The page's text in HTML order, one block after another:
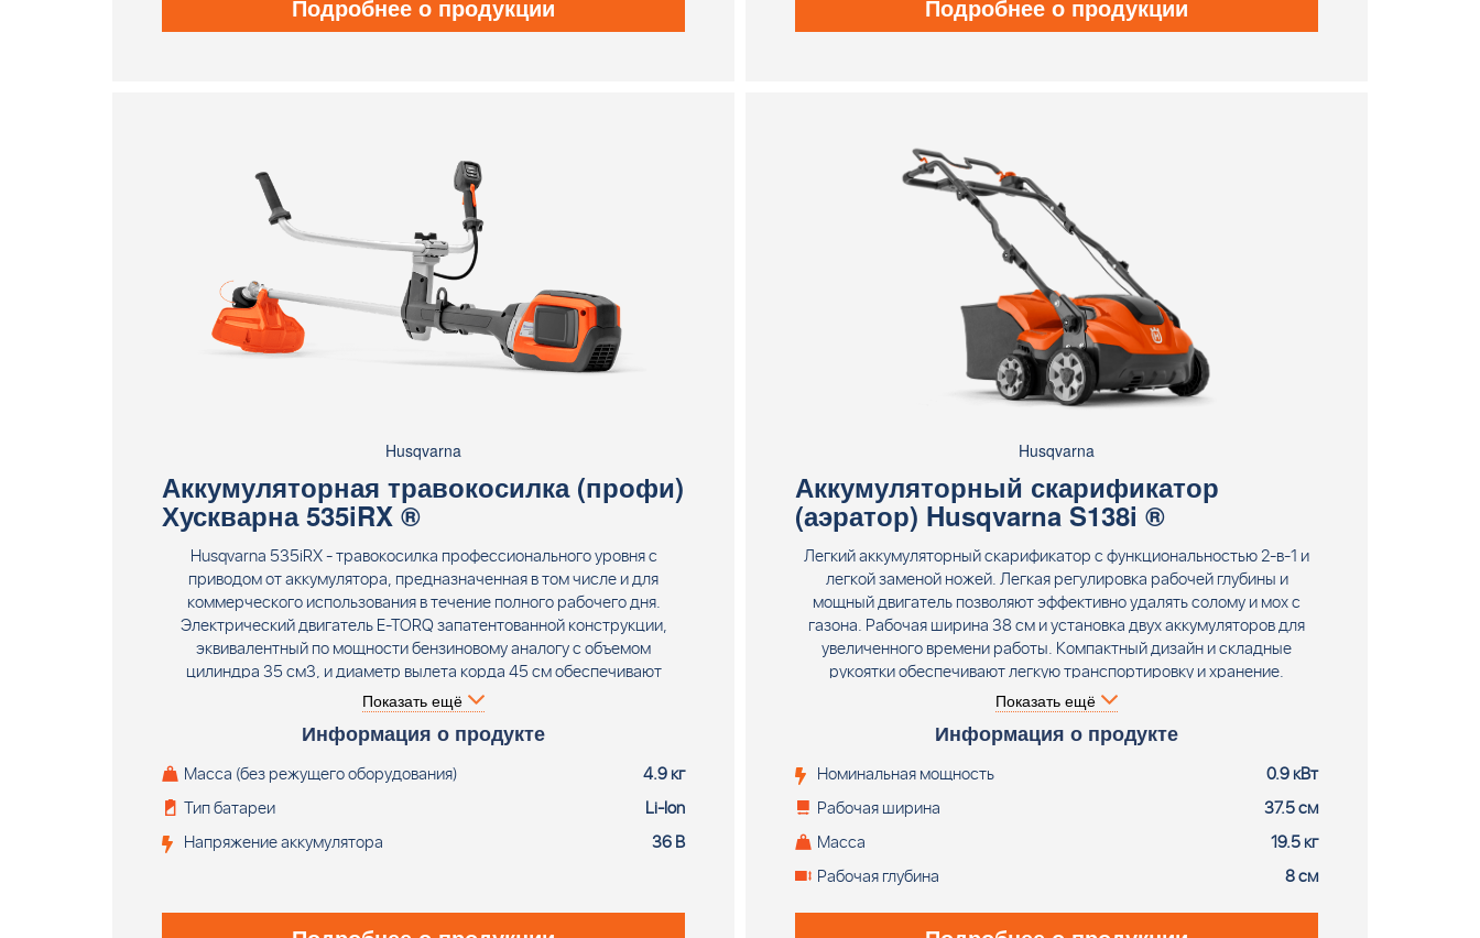
Подробнее о продукции Подробнее о продукции
Husqvarna
Аккумуляторная травокосилка (профи)
Хускварна 535iRX ®
Husqvarna 535iRX - травокосилка профессионального уровня с
приводом от аккумулятора, предназначенная в том числе и для
коммерческого использования в течение полного рабочего дня.
Электрический двигатель E-TORQ запатентованной конструкции,
эквивалентный по мощности бензиновому аналогу с объемом
цилиндра 35 см3, и диаметр вылета корда 45 см обеспечивают
высокий уровень производительности. Особенностью конструкции
является установка двигателя, где у бензиновой версии расположено
сцепление, что унифицирует конструкцию приводного вала и
редуктора травокосилки с бензомоторными моделями. Нижняя часть
корпуса и стойка рукояток изготовлена из «магнезиума», сплава
магния и алюминия, что делает конструкцию лёгкой, прочной и
долговечной. В комплект поставки входит нож для травы, триммерная
головка и эргономичная ременная оснастка «Баланс 55».
Показать ещё
Информация о продукте
Масса (без режущего оборудования)
4.9 кг
Тип батареи
Li-Ion
Напряжение аккумулятора
36 В
Husqvarna
Аккумуляторный скарификатор
(аэратор) Husqvarna S138i ®
Легкий аккумуляторный скарификатор с функциональностью 2-в-1 и
легкой заменой ножей. Легкая регулировка рабочей глубины и
мощный двигатель позволяют эффективно удалять солому и мох с
газона. Рабочая ширина 38 см и установка двух аккумуляторов для
увеличенного времени работы. Компактный дизайн и складные
рукоятки обеспечивают легкую транспортировку и хранение.
Поставляется без аккумулятора и зарядного устройства.
Показать ещё
Информация о продукте
Номинальная мощность
0.9 кВт
Рабочая ширина
37.5 см
Масса
19.5 кг
Рабочая глубина
8 см